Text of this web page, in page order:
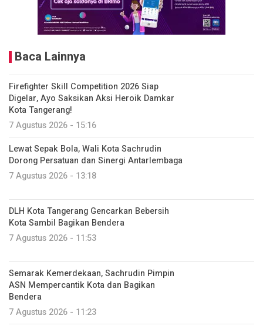
Baca Lainnya
Firefighter Skill Competition 2026 Siap
Digelar, Ayo Saksikan Aksi Heroik Damkar
Kota Tangerang!
7 Agustus 2026 - 15:16
Lewat Sepak Bola, Wali Kota Sachrudin
Dorong Persatuan dan Sinergi Antarlembaga
7 Agustus 2026 - 13:18
DLH Kota Tangerang Gencarkan Bebersih
Kota Sambil Bagikan Bendera
7 Agustus 2026 - 11:53
Semarak Kemerdekaan, Sachrudin Pimpin
ASN Mempercantik Kota dan Bagikan
Bendera
7 Agustus 2026 - 11:23